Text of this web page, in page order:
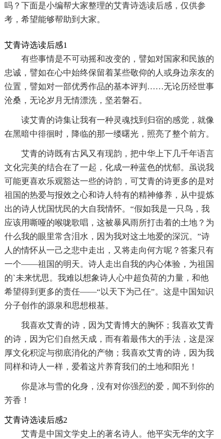
吗？下面是小编帮大家整理的艾青诗选读后感，仅供参
考，希望能够帮助到大家。
艾青诗选读后感1
有些事情是不可动摇和改变的，譬如对国家和民族的
忠诚，譬如在心中始终保留着某些敬仰的人或身边亲友的
位置，譬如对一部优秀作品的基本评判……无论历经世事
沧桑，无论岁月无情漂洗，坚若磐石。
读艾青的诗集让我有一种灵魂找到归宿的感觉，就像
在黑暗中徘徊时，降临的那一缕曙光，照亮了整个前方。
艾青的诗既有古风又有现韵，把中华上下几千年语言
文化完美的结合在了一起，化成一种蓝色的忧郁。虽说我
可能更喜欢乐观豁达一些的诗韵，可艾青的诗更多的是对
祖国的热爱与报效之心和诗人特有的精神修养，从中提炼
出的诗人忧国忧民的大自我情怀。“假如我是一只鸟，我
应该用嘶哑的喉咙歌唱，这被暴风雨所打击着的土地？为
什么我的眼里常含泪水，因为我对这土地爱的深沉。”诗
人的情怀从一己之悲中走出，又将走向何方呢？答案只有
一个——祖国的明天。诗人走出自我的内心体验，为祖国
的`未来忧思。我难以想象诗人心中超负荷的力量，和他
希望得到更多的责任——“以天下为己任”。这是中国知识
分子创作的源泉和思想根基。
我喜欢艾青的诗，因为艾青博大的胸怀；我喜欢艾青
的诗，因为它们自然天成，而有着最伟大的手法，这是深
厚文化积淀与彻底消化的产物；我喜欢艾青的诗，因为我
同样和诗人一样，爱着这片养育我们的土地和阳光！
你是冰与雪的化身，没有对你强烈的爱，闻不到你的
芳香！
艾青诗选读后感2
艾青是中国文学史上的著名诗人。他平实无华的文字